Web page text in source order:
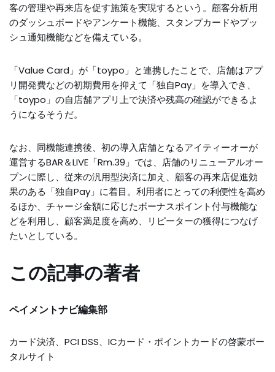
客の管理や再来店を促す施策を実現するという。顧客分析用
のダッシュボードやアンケート機能、スタンプカードやプッ
シュ通知機能などを備えている。
「Value Card」が「toypo」と連携したことで、店舗はアプ
リ開発費などの初期費用を抑えて「独自Pay」を導入でき、
「toypo」の自店舗アプリ上で決済や残高の確認ができるよ
うになるそうだ。
なお、同機能連携後、初の導入店舗となるアイティーオーが
運営するBAR＆LIVE「Rm.39」では、店舗のリニューアルオー
プンに際し、従来の汎用型決済に加え、顧客の再来店促進効
果のある「独自Pay」に着目。利用者にとっての利便性を高め
るほか、チャージ金額に応じたボーナスポイント付与機能な
どを利用し、顧客満足度を高め、リピーターの獲得につなげ
たいとしている。
この記事の著者
ペイメントナビ編集部
カード決済、PCI DSS、ICカード・ポイントカードの啓蒙ポー
タルサイト